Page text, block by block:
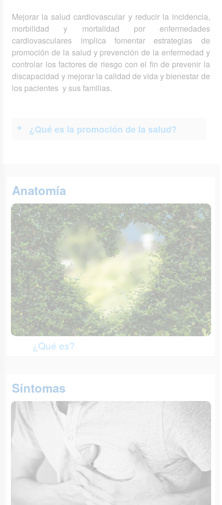
Mejorar la salud cardiovascular y reducir la incidencia,
morbilidad y mortalidad por enfermedades
cardiovasculares implica fomentar estrategias de
promoción de la salud y prevención de la enfermedad y
controlar los factores de riesgo con el fin de prevenir la
discapacidad y mejorar la calidad de vida y bienestar de
los pacientes y sus familias.
¿Qué es la promoción de la salud?
Anatomía
¿Qué es?
Síntomas